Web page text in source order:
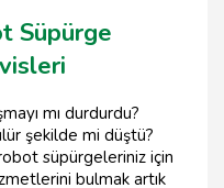
Süpürge
mı durdurdu?
şekilde mi düştü?
süpürgeleriniz için
bulmak artık